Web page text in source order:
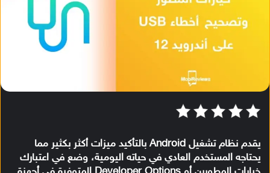
يقدم نظام تشغيل Android بالتأكيد ميزات أكثر بكثير مما
يحتاجه المستخدم العادي في حياته اليومية، وضع في اعتبارك